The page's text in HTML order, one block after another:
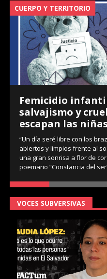
CUERPO Y TERRITORIO
Femicidio
salvajismo y
escapan las
“Un día seré libre con los
abiertos y limpios frente al
una gran sonrisa a flor de
poemario “Constancia del
VOCES SUBVERSIVAS